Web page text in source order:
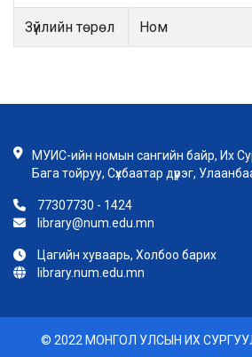
Зүйлийн төрөл Ном
МУИС-ийн номын сангийн байр, Их
Бага тойруу, Сүхбаатар дүүрэг,
77307730 - 1424
library@num.edu.mn
Цагийн хуваарь, Холбоо барих
library.num.edu.mn
© 2022 МОНГОЛ УЛСЫН ИХ